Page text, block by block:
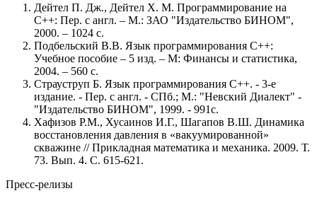
Дейтел П. Дж., Дейтел Х. М. Программирование на
С++: Пер. с англ. – М.: ЗАО "Издательство БИНОМ",
2000. – 1024 с.
Подбельский В.В. Язык программирования С++:
Учебное пособие – 5 изд. – М: Финансы и статистика,
2004. – 560 c.
Страуструп Б. Язык программирования С++. - 3-е
издание. - Пер. с англ. - СПб.; М.: "Невский Диалект" -
"Издательство БИНОМ", 1999. - 991с.
Хафизов Р.М., Хусаинов И.Г., Шагапов В.Ш. Динамика
восстановления давления в «вакуумированной»
скважине // Прикладная математика и механика. 2009. Т.
73. Вып. 4. С. 615-621.
Пресс-релизы